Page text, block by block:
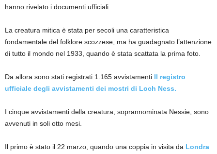
hanno rivelato i documenti ufficiali.
La creatura mitica è stata per secoli una caratteristica
fondamentale del folklore scozzese, ma ha guadagnato l’attenzione
di tutto il mondo nel 1933, quando è stata scattata la prima foto.
Da allora sono stati registrati 1.165 avvistamenti Il registro
ufficiale degli avvistamenti dei mostri di Loch Ness.
I cinque avvistamenti della creatura, soprannominata Nessie, sono
avvenuti in soli otto mesi.
Il primo è stato il 22 marzo, quando una coppia in visita da Londra